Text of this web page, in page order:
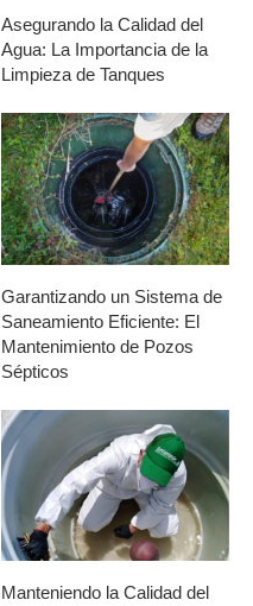
Asegurando la Calidad del
Agua: La Importancia de la
Limpieza de Tanques
Garantizando un Sistema de
Saneamiento Eficiente: El
Mantenimiento de Pozos
Sépticos
Manteniendo la Calidad del